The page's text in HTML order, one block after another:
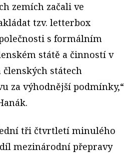
zemích začali ve
tzv. letterbox
s formálním
státě a činností v
státech
za výhodnější podmínky,“
tři čtvrtletí minulého
mezinárodní přepravy